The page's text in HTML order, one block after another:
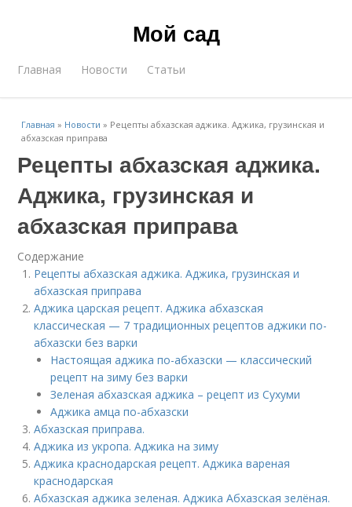
Мой сад
Главная Новости Статьи
Главная » Новости » Рецепты абхазская аджика. Аджика, грузинская и
абхазская приправа
Рецепты абхазская аджика.
Аджика, грузинская и
абхазская приправа
Содержание
Рецепты абхазская аджика. Аджика, грузинская и
абхазская приправа
Аджика царская рецепт. Аджика абхазская
классическая — 7 традиционных рецептов аджики по-
абхазски без варки
Настоящая аджика по-абхазски — классический
рецепт на зиму без варки
Зеленая абхазская аджика – рецепт из Сухуми
Аджика амца по-абхазски
Абхазская приправа.
Аджика из укропа. Аджика на зиму
Аджика краснодарская рецепт. Аджика вареная
краснодарская
Абхазская аджика зеленая. Аджика Абхазская зелёная.